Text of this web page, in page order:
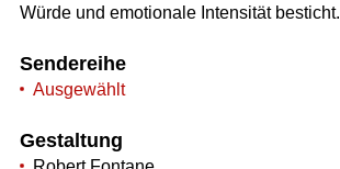
Würde und emotionale Intensität besticht.
Sendereihe
Ausgewählt
Gestaltung